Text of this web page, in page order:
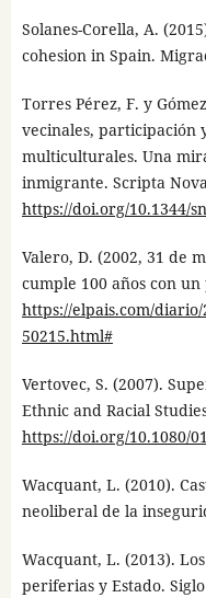
Solanes-Corella, A.
cohesion in Spain.
Torres Pérez, F. y
vecinales, participación
multiculturales. Una
inmigrante. Scripta
https://doi.org/10.1344/
Valero, D. (2002, 31 de
cumple 100 años con
https://elpais.com/diario/
50215.html#
Vertovec, S. (2007).
Ethnic and Racial
https://doi.org/10.1080/
Wacquant, L. (2010).
neoliberal de la
Wacquant, L. (2013).
periferias y Estado.